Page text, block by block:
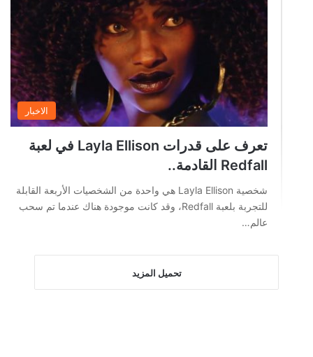
الاخبار
تعرف على قدرات Layla Ellison في لعبة
Redfall القادمة..
شخصية Layla Ellison هي واحدة من الشخصيات الأربعة القابلة
للتجربة بلعبة Redfall، وقد كانت موجودة هناك عندما تم سحب
عالم…
تحميل المزيد